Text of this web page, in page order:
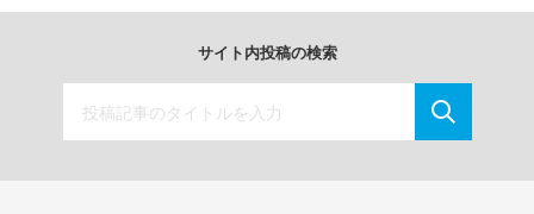
サイト内投稿の検索